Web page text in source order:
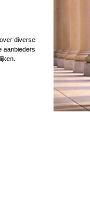
diverse
aanbieders